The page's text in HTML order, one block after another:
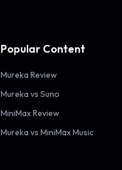
Popular Content
Mureka Review
Mureka vs Suno
MiniMax Review
Mureka vs MiniMax Music